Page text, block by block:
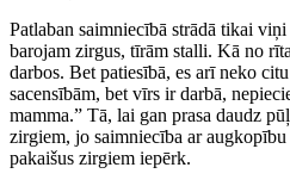
Patlaban saimniecībā strādā tikai
barojam zirgus, tīrām stalli. Kā no
darbos. Bet patiesībā, es arī neko
sacensībām, bet vīrs ir darbā,
mamma.” Tā, lai gan prasa daudz
zirgiem, jo saimniecība ar
pakaišus zirgiem iepērk.